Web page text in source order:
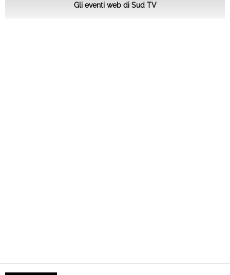
Gli eventi web di Sud TV